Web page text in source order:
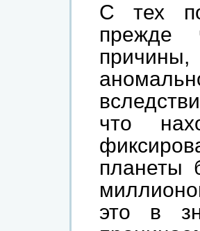
С тех
прежде
что
планеты
это в